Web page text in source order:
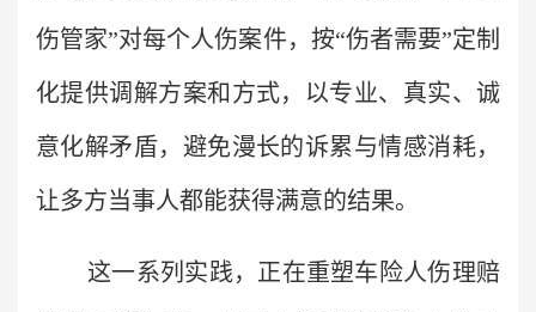
伤管家”对每个人伤案件，按“伤者需要”定制
化提供调解方案和方式，以专业、真实、诚
意化解矛盾，避免漫长的诉累与情感消耗，
让多方当事人都能获得满意的结果。
这一系列实践，正在重塑车险人伤理赔